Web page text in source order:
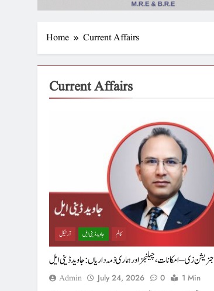
Home Current Affairs
Current Affairs
آرٹیکل جاوید ڈینی ایل کالم
جنریشن زی – امکانات، چیلنجز اور ہماری ذمہ داریاں : جاوید ڈینی ایل
Admin July 24, 2026 0 1 Min